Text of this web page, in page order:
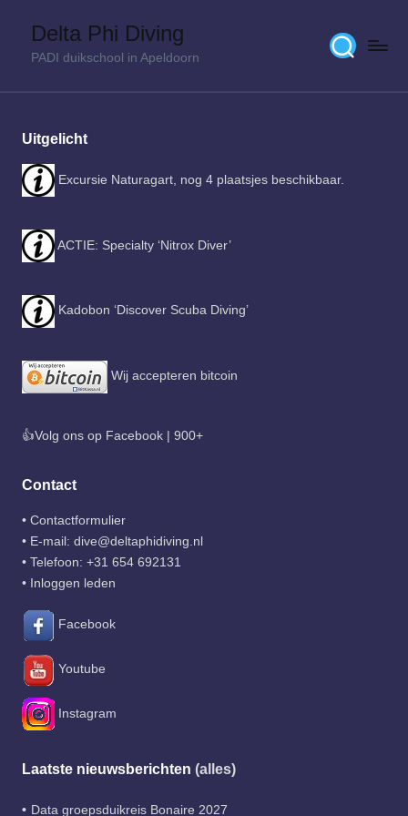
Delta Phi Diving
PADI duikschool in Apeldoorn
Uitgelicht
Excursie Naturagart, nog 4 plaatsjes beschikbaar.
ACTIE: Specialty ‘Nitrox Diver’
Kadobon ‘Discover Scuba Diving’
Wij accepteren bitcoin
👍Volg ons op Facebook | 900+
Contact
• Contactformulier
• E-mail: dive@deltaphidiving.nl
• Telefoon: +31 654 692131
• Inloggen leden
Facebook
Youtube
Instagram
Laatste nieuwsberichten (alles)
Data groepsduikreis Bonaire 2027